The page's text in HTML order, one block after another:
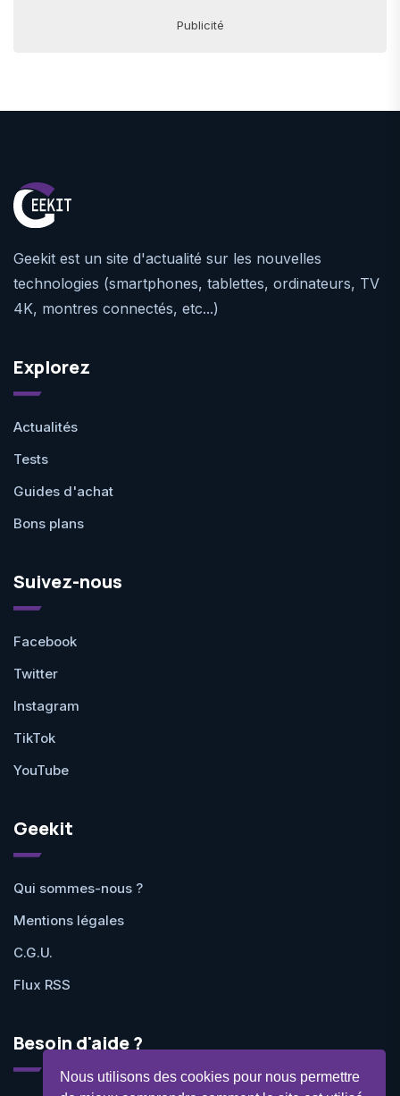
Nous utilisons des cookies pour nous permettre
Publicité
Geekit est un site d'actualité sur les nouvelles
technologies (smartphones, tablettes, ordinateurs, TV
4K, montres connectés, etc...)
Explorez
Actualités
Tests
Guides d'achat
Bons plans
Suivez-nous
Facebook
Twitter
Instagram
TikTok
YouTube
Geekit
Qui sommes-nous ?
Mentions légales
C.G.U.
Flux RSS
Besoin d'aide ?